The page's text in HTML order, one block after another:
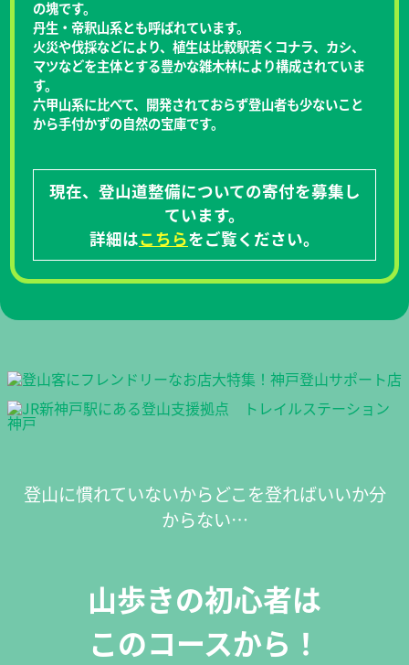
の塊です。
丹生・帝釈山系とも呼ばれています。
火災や伐採などにより、植生は比較駅若くコナラ、カシ、
マツなどを主体とする豊かな雑木林により構成されていま
す。
六甲山系に比べて、開発されておらず登山者も少ないこと
から手付かずの自然の宝庫です。
現在、登山道整備についての寄付を募集し
ています。
詳細はこちらをご覧ください。
登山に慣れていないからどこを登ればいいか分
からない…
山歩きの初心者は
このコースから！